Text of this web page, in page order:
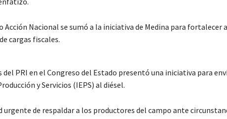
Nacional se sumó a la iniciativa de Medina para fortalecer
cargas fiscales.
PRI en el Congreso del Estado presentó una iniciativa para
y Servicios (IEPS) al diésel.
urgente de respaldar a los productores del campo ante